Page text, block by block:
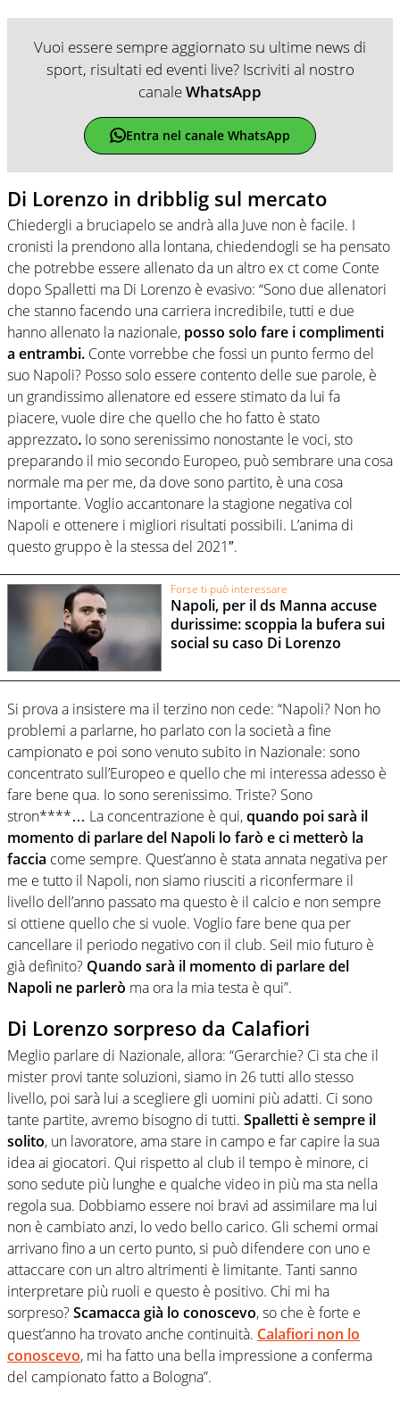
Vuoi essere sempre aggiornato su ultime news di
sport, risultati ed eventi live? Iscriviti al nostro
canaleWhatsApp
Entra nel canale WhatsApp
Di Lorenzo in dribblig sul mercato
Chiedergli a bruciapelo se andrà alla Juve non è facile. I
cronisti la prendono alla lontana, chiedendogli se ha pensato
che potrebbe essere allenato da un altro ex ct come Conte
dopo Spalletti ma Di Lorenzo è evasivo: “Sono due allenatori
che stanno facendo una carriera incredibile, tutti e due
hanno allenato la nazionale, posso solo fare i complimenti
a entrambi. Conte vorrebbe che fossi un punto fermo del
suo Napoli? Posso solo essere contento delle sue parole, è
un grandissimo allenatore ed essere stimato da lui fa
piacere, vuole dire che quello che ho fatto è stato
apprezzato. Io sono serenissimo nonostante le voci, sto
preparando il mio secondo Europeo, può sembrare una cosa
normale ma per me, da dove sono partito, è una cosa
importante. Voglio accantonare la stagione negativa col
Napoli e ottenere i migliori risultati possibili. L’anima di
questo gruppo è la stessa del 2021″.
Forse ti può interessare
Napoli, per il ds Manna accuse
durissime: scoppia la bufera sui
social su caso Di Lorenzo
Si prova a insistere ma il terzino non cede: “Napoli? Non ho
problemi a parlarne, ho parlato con la società a fine
campionato e poi sono venuto subito in Nazionale: sono
concentrato sull’Europeo e quello che mi interessa adesso è
fare bene qua. Io sono serenissimo. Triste? Sono
stron****… La concentrazione è qui,quando poi sarà il
momento di parlare del Napoli lo farò e ci metterò la
faccia come sempre. Quest’anno è stata annata negativa per
me e tutto il Napoli, non siamo riusciti a riconfermare il
livello dell’anno passato ma questo è il calcio e non sempre
si ottiene quello che si vuole. Voglio fare bene qua per
cancellare il periodo negativo con il club. Seil mio futuro è
già definito? Quando sarà il momento di parlare del
Napoli ne parlerò ma ora la mia testa è qui”.
Di Lorenzo sorpreso da Calafiori
Meglio parlare di Nazionale, allora: “Gerarchie? Ci sta che il
mister provi tante soluzioni, siamo in 26 tutti allo stesso
livello, poi sarà lui a scegliere gli uomini più adatti. Ci sono
tante partite, avremo bisogno di tutti. Spalletti è sempre il
solito, un lavoratore, ama stare in campo e far capire la sua
idea ai giocatori. Qui rispetto al club il tempo è minore, ci
sono sedute più lunghe e qualche video in più ma sta nella
regola sua. Dobbiamo essere noi bravi ad assimilare ma lui
non è cambiato anzi, lo vedo bello carico. Gli schemi ormai
arrivano fino a un certo punto, si può difendere con uno e
attaccare con un altro altrimenti è limitante. Tanti sanno
interpretare più ruoli e questo è positivo. Chi mi ha
sorpreso? Scamacca già lo conoscevo, so che è forte e
quest’anno ha trovato anche continuità. Calafiori non lo
conoscevo, mi ha fatto una bella impressione a conferma
del campionato fatto a Bologna”.